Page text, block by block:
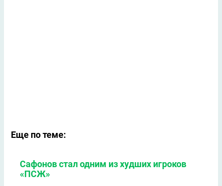
Еще по теме:
Сафонов стал одним из худших игроков
«ПСЖ»